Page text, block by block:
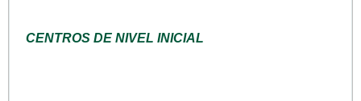
CENTROS DE NIVEL INICIAL